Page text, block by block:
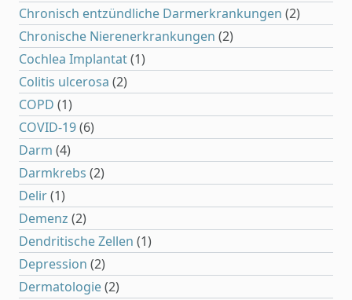
Chronisch entzündliche Darmerkrankungen (2)
Chronische Nierenerkrankungen (2)
Cochlea Implantat(1)
Colitis ulcerosa (2)
COPD (1)
COVID-19(6)
Darm (4)
Darmkrebs (2)
Delir(1)
Demenz (2)
Dendritische Zellen (1)
Depression (2)
Dermatologie(2)